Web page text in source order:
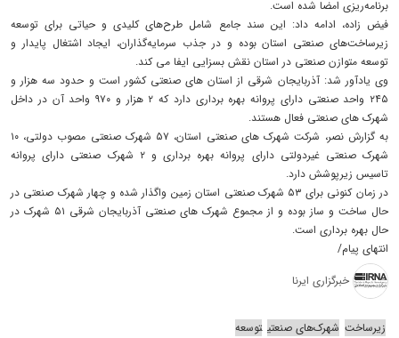
برنامه‌ریزی امضا شده است.
فیض زاده، ادامه داد: این سند جامع شامل طرح‌های کلیدی و حیاتی برای توسعه
زیرساخت‌های صنعتی استان بوده و در جذب سرمایه‌گذاران، ایجاد اشتغال پایدار و
توسعه متوازن صنعتی در استان نقش بسزایی ایفا می کند.
وی یادآور شد: آذربایجان‌ شرقی از استان های صنعتی کشور است و حدود سه هزار و
۲۴۵ واحد صنعتی دارای پروانه بهره برداری دارد که ۲ هزار و ۹۷۰ واحد آن در داخل
شهرک های صنعتی فعال هستند.
به گزارش نصر، شرکت شهرک های صنعتی استان، ۵۷ شهرک صنعتی مصوب دولتی، ۱۰
شهرک صنعتی غیردولتی دارای پروانه بهره برداری و ۲ شهرک صنعتی دارای پروانه
تاسیس زیرپوشش دارد.
در زمان کنونی برای ۵۳ شهرک صنعتی استان زمین واگذار شده و چهار شهرک صنعتی در
حال ساخت و ساز بوده و از مجموع شهرک های صنعتی آذربایجان شرقی ۵۱ شهرک در
حال بهره برداری است.
انتهای پیام/
خبرگزاری ایرنا
زیرساخت‌ شهرک‌های صنعتی توسعه